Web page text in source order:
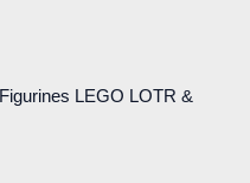
Figurines LEGO LOTR &